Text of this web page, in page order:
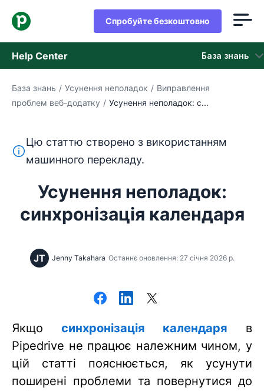
Спробуйте безкоштовно
Help Center База знань
База знань
Зверніться в службу підтримки
База знань / Усунення неполадок / Виправлення
проблем веб-додатку / Усунення неполадок: с...
Цей текст перекладено з англійської мови за
Цю статтю створено з використанням
машинного перекладу.
Усунення неполадок:
синхронізація календаря
JT Jenny Takahara Останнє оновлення: 27 січня 2026 р.
Якщо синхронізація календаря в
Pipedrive не працює належним чином, у
цій статті пояснюється, як усунути
поширені проблеми та повернутися до